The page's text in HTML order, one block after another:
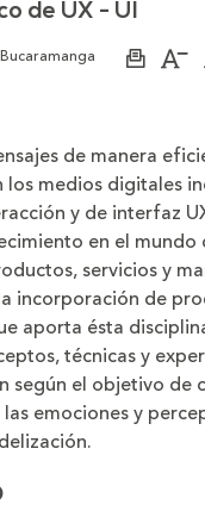
de UX - UI
Bucaramanga
de manera
los medios digitales
y de interfaz
en el mundo
servicios y
incorporación de
aporta ésta
técnicas y
según el objetivo de
emociones y